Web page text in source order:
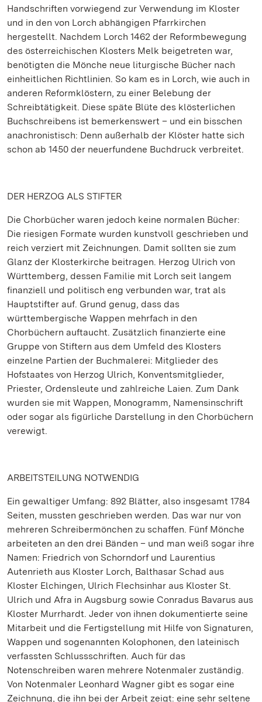
Handschriften vorwiegend zur Verwendung im Kloster
und in den von Lorch abhängigen Pfarrkirchen
hergestellt. Nachdem Lorch 1462 der Reformbewegung
des österreichischen Klosters Melk beigetreten war,
benötigten die Mönche neue liturgische Bücher nach
einheitlichen Richtlinien. So kam es in Lorch, wie auch in
anderen Reformklöstern, zu einer Belebung der
Schreibtätigkeit. Diese späte Blüte des klösterlichen
Buchschreibens ist bemerkenswert – und ein bisschen
anachronistisch: Denn außerhalb der Klöster hatte sich
schon ab 1450 der neuerfundene Buchdruck verbreitet.
DER HERZOG ALS STIFTER
Die Chorbücher waren jedoch keine normalen Bücher:
Die riesigen Formate wurden kunstvoll geschrieben und
reich verziert mit Zeichnungen. Damit sollten sie zum
Glanz der Klosterkirche beitragen. Herzog Ulrich von
Württemberg, dessen Familie mit Lorch seit langem
finanziell und politisch eng verbunden war, trat als
Hauptstifter auf. Grund genug, dass das
württembergische Wappen mehrfach in den
Chorbüchern auftaucht. Zusätzlich finanzierte eine
Gruppe von Stiftern aus dem Umfeld des Klosters
einzelne Partien der Buchmalerei: Mitglieder des
Hofstaates von Herzog Ulrich, Konventsmitglieder,
Priester, Ordensleute und zahlreiche Laien. Zum Dank
wurden sie mit Wappen, Monogramm, Namensinschrift
oder sogar als figürliche Darstellung in den Chorbüchern
verewigt.
ARBEITSTEILUNG NOTWENDIG
Ein gewaltiger Umfang: 892 Blätter, also insgesamt 1784
Seiten, mussten geschrieben werden. Das war nur von
mehreren Schreibermönchen zu schaffen. Fünf Mönche
arbeiteten an den drei Bänden – und man weiß sogar ihre
Namen: Friedrich von Schorndorf und Laurentius
Autenrieth aus Kloster Lorch, Balthasar Schad aus
Kloster Elchingen, Ulrich Flechsinhar aus Kloster St.
Ulrich und Afra in Augsburg sowie Conradus Bavarus aus
Kloster Murrhardt. Jeder von ihnen dokumentierte seine
Mitarbeit und die Fertigstellung mit Hilfe von Signaturen,
Wappen und sogenannten Kolophonen, den lateinisch
verfassten Schlussschriften. Auch für das
Notenschreiben waren mehrere Notenmaler zuständig.
Von Notenmaler Leonhard Wagner gibt es sogar eine
Zeichnung, die ihn bei der Arbeit zeigt: eine sehr seltene